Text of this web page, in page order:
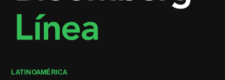
LATINOAMÉRICA